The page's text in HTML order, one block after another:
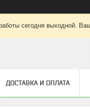
сегодня выходной.
ДОСТАВКА И ОПЛАТА